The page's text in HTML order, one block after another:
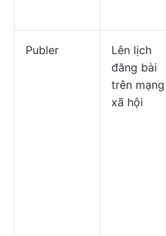
Publer
Lên lịch
đăng bài
trên mạng
xã hội